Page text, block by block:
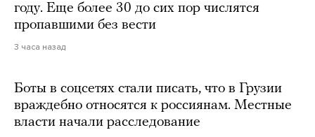
году. Еще более 30 до сих пор числятся
пропавшими без вести
3 часа назад
Боты в соцсетях стали писать, что в Грузии
враждебно относятся к россиянам. Местные
власти начали расследование